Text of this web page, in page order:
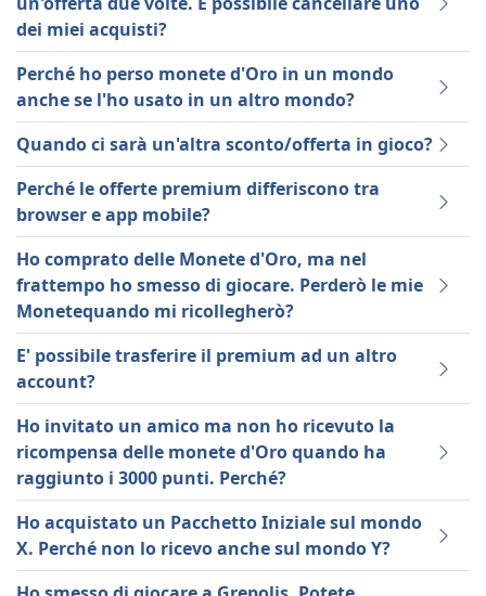
dei miei acquisti?
Perché ho perso monete d'Oro in un mondo
anche se l'ho usato in un altro mondo?
Quando ci sarà un'altra sconto/offerta in gioco?
Perché le offerte premium differiscono tra
browser e app mobile?
Ho comprato delle Monete d'Oro, ma nel
frattempo ho smesso di giocare. Perderò le mie
Monetequando mi ricollegherò?
E' possibile trasferire il premium ad un altro
account?
Ho invitato un amico ma non ho ricevuto la
ricompensa delle monete d'Oro quando ha
raggiunto i 3000 punti. Perché?
Ho acquistato un Pacchetto Iniziale sul mondo
X. Perché non lo ricevo anche sul mondo Y?